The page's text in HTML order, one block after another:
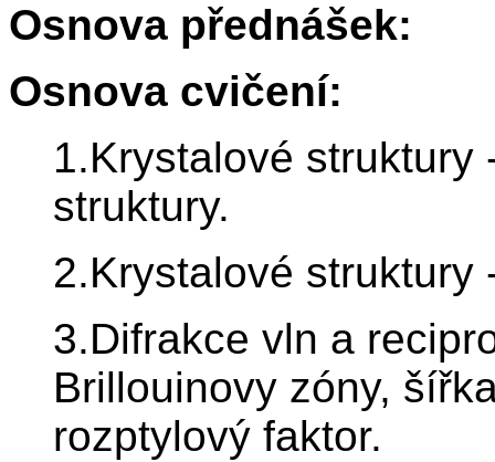
Osnova přednášek:
Osnova cvičení:
1.Krystalové struktury
struktury.
2.Krystalové struktury
3.Difrakce vln a
Brillouinovy zóny,
rozptylový faktor.